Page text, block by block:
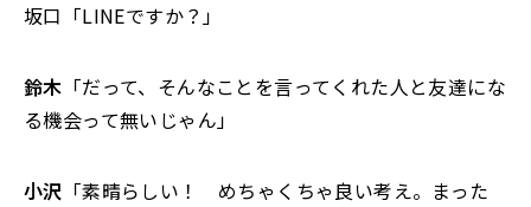
坂口「LINEですか？」
鈴木 「だって、そんなことを言ってくれた人と友達にな
る機会って無いじゃん」
小沢 「素晴らしい！ めちゃくちゃ良い考え。まった